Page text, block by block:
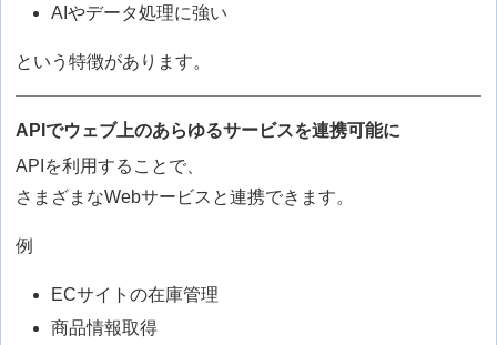
AIやデータ処理に強い
という特徴があります。
APIでウェブ上のあらゆるサービスを連携可能に
APIを利用することで、
さまざまなWebサービスと連携できます。
例
ECサイトの在庫管理
商品情報取得